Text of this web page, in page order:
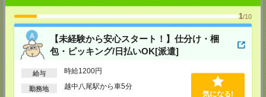
1/10
【未経験から安心スタート！】仕分け・梱
包・ピッキング/日払いOK[派遣]
給与 時給1200円
勤務地
越中八尾駅から車5分
気になる!
〒190-0012
東京都立川市曙町2-13-3 立川三菱ビル6F
TEL：042-529-4101
FAX：042-529-3783
担当：採用担当
藤沢事業所
〒251-0052
神奈川県藤沢市藤沢484-12 セントラルビルディング2F
TEL：0466-47-7073